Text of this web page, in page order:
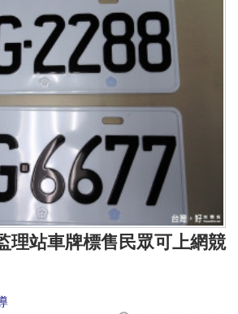
站車牌標售民眾可上網競